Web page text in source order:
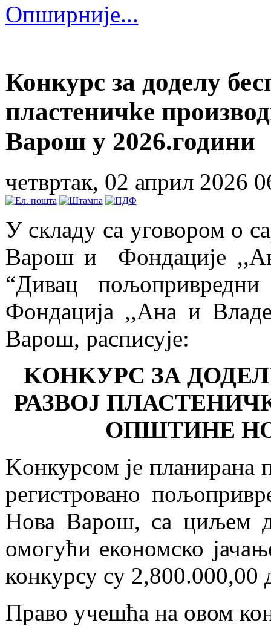
Опширније...
Конкурс за доделу
пластеничkе
Варош у 2026.години
четвртак, 02 април 2026
У складу са уговором о
Варош и Фондације
“Дивац
Фондација ,,Ана и
Варош, расписује:
KОНKУРС ЗА
РАЗВОЈ
ОПШТИНЕ
Kонкурсом је
регистровано
Нова Варош, са циљем
омогући економско
конкурсу су
Право учешћа на овом